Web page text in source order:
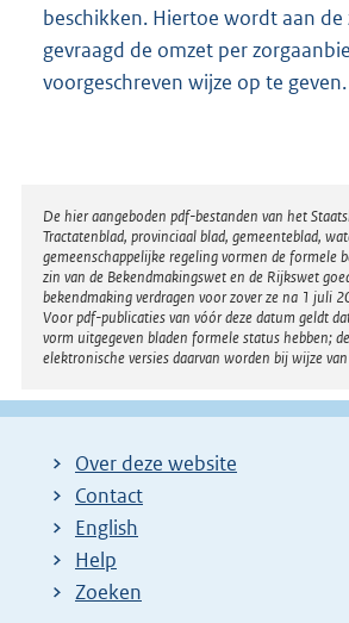
beschikken. Hiertoe wordt aan de
gevraagd de omzet per
voorgeschreven wijze op te geven.
Disclaimer
De hier aangeboden pdf-bestanden van het
Tractatenblad, provinciaal blad, gemeenteblad,
gemeenschappelijke regeling vormen de formele
zin van de Bekendmakingswet en de Rijkswet
bekendmaking verdragen voor zover ze na 1 juli
Voor pdf-publicaties van vóór deze datum geldt
vorm uitgegeven bladen formele status hebben;
elektronische versies daarvan worden bij wijze
Over deze website
Contact
English
Help
Zoeken